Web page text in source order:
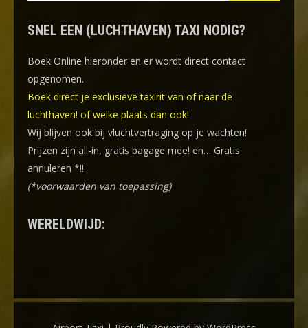
SNEL EEN (LUCHTHAVEN) TAXI NODIG?
Boek Online hieronder en er wordt direct contact
opgenomen.
Boek direct je exclusieve taxirit van of naar de
luchthaven! of welke plaats dan ook!
Wij blijven ook bij vluchtvertraging op je wachten!
Prijzen zijn all-in, gratis bagage mee! en… Gratis
annuleren *!!
(*voorwaarden van toepassing)
WERELDWIJD: